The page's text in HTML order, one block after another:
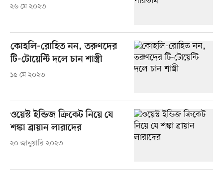
২৬ মে ২০২৩
কোহলি-রোহিত নন, তরুণদের
টি-টোয়েন্টি দলে চান শাস্ত্রী
১৫ মে ২০২৩
ওয়েস্ট ইন্ডিজ ক্রিকেট নিয়ে যে
শঙ্কা ব্রায়ান লারাদের
২০ জানুয়ারি ২০২৩